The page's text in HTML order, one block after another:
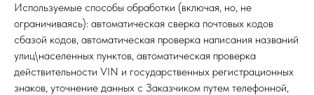
Используемые способы обработки (включая, но, не
ограничиваясь): автоматическая сверка почтовых кодов
сбазой кодов, автоматическая проверка написания названий
улиц\населенных пунктов, автоматическая проверка
действительности VIN и государственных регистрационных
знаков, уточнение данных с Заказчиком путем телефонной,